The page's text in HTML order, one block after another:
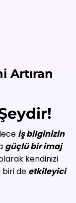
Artıran
iş bilginizin
güçlü bir imaj
kendinizi
biri de etkileyici